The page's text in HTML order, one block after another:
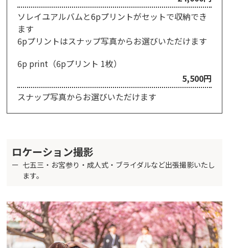
ソレイユアルバムと6pプリントがセットで収納でき
ます
6pプリントはスナップ写真からお選びいただけます
6p print（6pプリント 1枚）
5,500円
スナップ写真からお選びいただけます
ロケーション撮影
七五三・お宮参り・成人式・ブライダルなど出張撮影いたし
ます。